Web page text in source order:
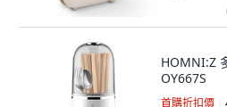
HOMNI:Z
OY667S
首購折扣價